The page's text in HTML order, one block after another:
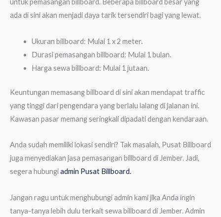
untuk pemasangan billboard. Beberapa billboard besar yang
ada di sini akan menjadi daya tarik tersendiri bagi yang lewat.
Ukuran billboard: Mulai 1 x 2 meter.
Durasi pemasangan billboard: Mulai 1 bulan.
Harga sewa billboard: Mulai 1 jutaan.
Keuntungan memasang billboard di sini akan mendapat traffic
yang tinggi dari pengendara yang berlalu lalang di jalanan ini.
Kawasan pasar memang seringkali dipadati dengan kendaraan.
Anda sudah memiliki lokasi sendiri? Tak masalah, Pusat Billboard
juga menyediakan jasa pemasangan billboard di Jember. Jadi,
segera hubungiadmin Pusat Billboard.
Jangan ragu untuk menghubungi admin kami jika Anda ingin
tanya-tanya lebih dulu terkait sewa billboard di Jember. Admin